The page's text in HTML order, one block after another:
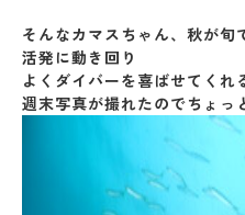
そんなカマスちゃん、秋が旬
活発に動き回り
よくダイバーを喜ばせてくれ
週末写真が撮れたのでちょ